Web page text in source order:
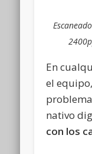
En
el
nativo
con los